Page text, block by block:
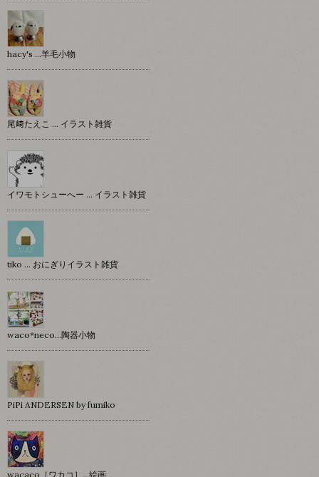
hacy's …羊毛小物
尾﨑たえこ … イラスト雑貨
イワモトシューへー … イラスト雑貨
tiko … おにぎりイラスト雑貨
waco*neco...陶器小物
PiPi ANDERSEN by fumiko
wacaco［ワカコ］…絵画